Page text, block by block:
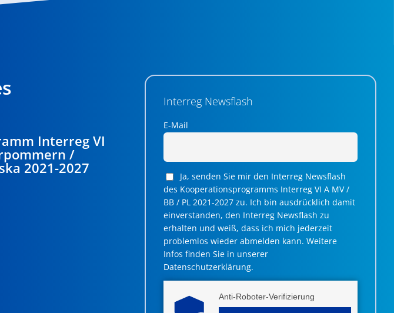
Interreg VI
/
2021-2027
Interreg Newsflash
E-Mail
Ja, senden Sie mir den Interreg Newsflash
des Kooperationsprogramms Interreg VI A MV /
BB / PL 2021-2027 zu. Ich bin ausdrücklich damit
einverstanden, den Interreg Newsflash zu
erhalten und weiß, dass ich mich jederzeit
problemlos wieder abmelden kann. Weitere
Infos finden Sie in unserer
Datenschutzerklärung.
Anti-Roboter-Verifizierung